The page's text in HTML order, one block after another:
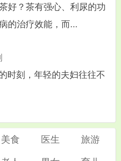
好？茶有强心、利尿的功
的治疗效能，而...
刻，年轻的夫妇往往不
美食 医生 旅游